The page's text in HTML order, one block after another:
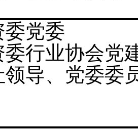
党委
委行业协会党
领导、党委委